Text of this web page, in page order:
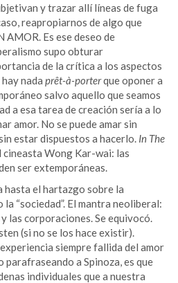
y trazar allí líneas de fuga
reapropiarnos de algo que
AMOR. Es ese deseo de
supo obturar
de la crítica a los aspectos
nada prêt-à-porterque oponer a
salvo aquello que seamos
a esa tarea de creación sería a lo
amor. No se puede amar sin
estar dispuestos a hacerlo. In The
cineasta Wong Kar-wai: las
ser extemporáneas.
el hartazgo sobre la
“sociedad”. El mantra neoliberal:
las corporaciones. Se equivocó.
(si no se los hace existir).
siempre fallida del amor
parafraseando a Spinoza, es que
individuales que a nuestra